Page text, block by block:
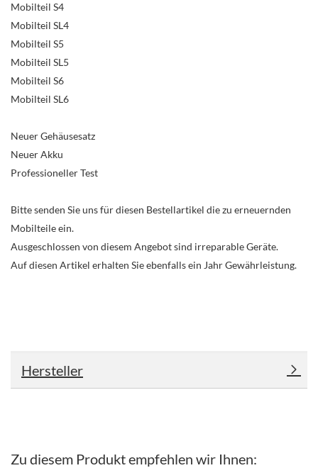
Mobilteil S4
Mobilteil SL4
Mobilteil S5
Mobilteil SL5
Mobilteil S6
Mobilteil SL6
Neuer Gehäusesatz
Neuer Akku
Professioneller Test
Bitte senden Sie uns für diesen Bestellartikel die zu erneuernden
Mobilteile ein.
Ausgeschlossen von diesem Angebot sind irreparable Geräte.
Auf diesen Artikel erhalten Sie ebenfalls ein Jahr Gewährleistung.
Hersteller
Zu diesem Produkt empfehlen wir Ihnen: